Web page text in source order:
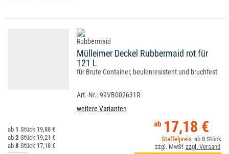
Mülleimer Deckel Rubbermaid rot für
121 L
für Brute Container, beulenresistent und bruchfest
99VB002631R
weitere Varianten
17,18 €
8
1
19,88 €
2
19,21 €
8
17,18 €